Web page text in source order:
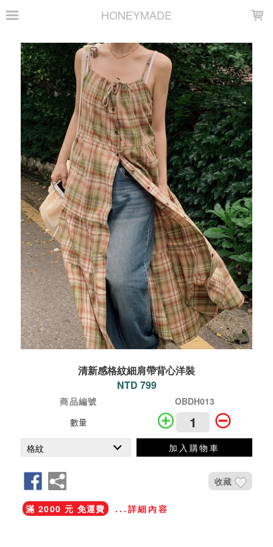
HONEYMADE
清新感格紋細肩帶背心洋裝
NTD 799
商品編號
OBDH013
數量
加入購物車
收藏
滿 2000 元 免運費 ...詳細內容